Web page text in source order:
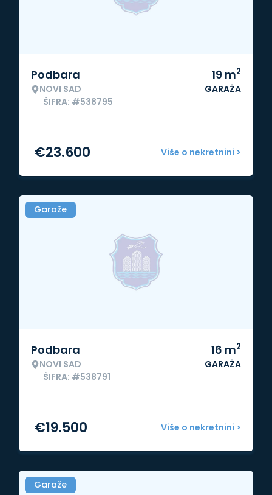
Podbara
NOVI SAD
ŠIFRA: #538795
19 m2
GARAŽA
Više o nekretnini >
€23.600
Garaže
Podbara
NOVI SAD
ŠIFRA: #538791
16 m2
GARAŽA
Više o nekretnini >
€19.500
Garaže